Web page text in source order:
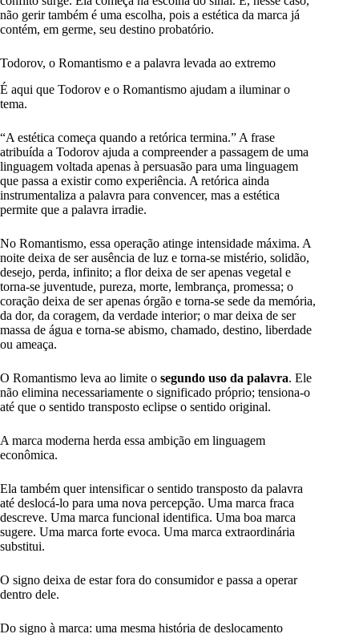
não gerir também é uma escolha, pois a estética da marca já
contém, em germe, seu destino probatório.
Todorov, o Romantismo e a palavra levada ao extremo
É aqui que Todorov e o Romantismo ajudam a iluminar o
tema.
“A estética começa quando a retórica termina.” A frase
atribuída a Todorov ajuda a compreender a passagem de uma
linguagem voltada apenas à persuasão para uma linguagem
que passa a existir como experiência. A retórica ainda
instrumentaliza a palavra para convencer, mas a estética
permite que a palavra irradie.
No Romantismo, essa operação atinge intensidade máxima. A
noite deixa de ser ausência de luz e torna-se mistério, solidão,
desejo, perda, infinito; a flor deixa de ser apenas vegetal e
torna-se juventude, pureza, morte, lembrança, promessa; o
coração deixa de ser apenas órgão e torna-se sede da memória,
da dor, da coragem, da verdade interior; o mar deixa de ser
massa de água e torna-se abismo, chamado, destino, liberdade
ou ameaça.
O Romantismo leva ao limite o segundo uso da palavra. Ele
não elimina necessariamente o significado próprio; tensiona-o
até que o sentido transposto eclipse o sentido original.
A marca moderna herda essa ambição em linguagem
econômica.
Ela também quer intensificar o sentido transposto da palavra
até deslocá-lo para uma nova percepção. Uma marca fraca
descreve. Uma marca funcional identifica. Uma boa marca
sugere. Uma marca forte evoca. Uma marca extraordinária
substitui.
O signo deixa de estar fora do consumidor e passa a operar
dentro dele.
Do signo à marca: uma mesma história de deslocamento